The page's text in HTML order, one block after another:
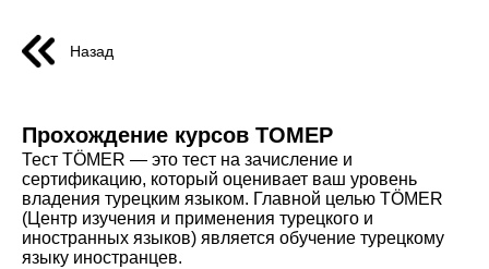
Назад
Прохождение курсов ТОМЕР
Тест TÖMER — это тест на зачисление и
сертификацию, который оценивает ваш уровень
владения турецким языком. Главной целью TÖMER
(Центр изучения и применения турецкого и
иностранных языков) является обучение турецкому
языку иностранцев.